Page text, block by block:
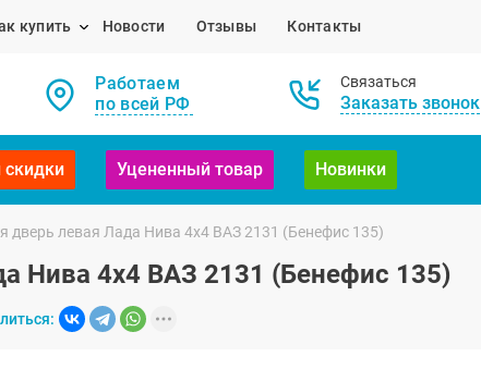
купить Новости Отзывы Контакты
Работаем
по всей РФ
Связаться
Заказать звонок
Уцененный товар Новинки
дверь левая Лада Нива 4х4 ВАЗ 2131 (Бенефис 135)
Нива 4х4 ВАЗ 2131 (Бенефис 135)